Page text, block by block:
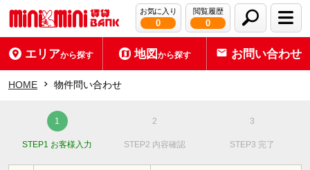
お気に入り
0
閲覧履歴
0
エリアから探す 地図から探す お問い合わせ
HOME 物件問い合わせ
STEP1 お客様入力 STEP2 内容確認 STEP3 完了